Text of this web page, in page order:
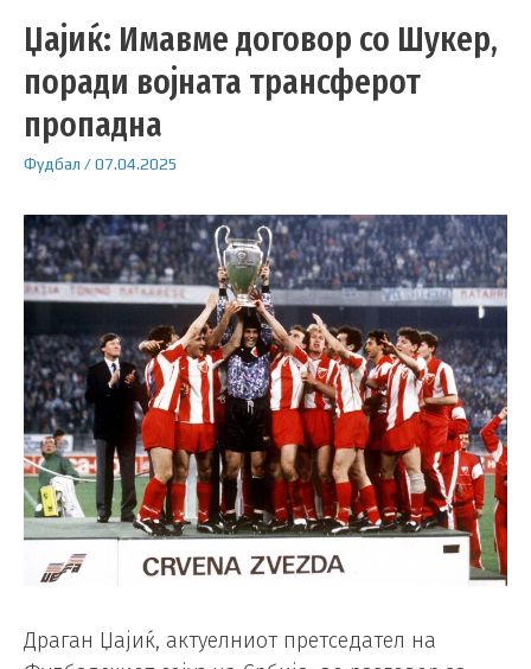
Џајиќ: Имавме договор со Шукер,
поради војната трансферот
пропадна
Фудбал /07.04.2025
Драган Џајиќ, актуелниот претседател на